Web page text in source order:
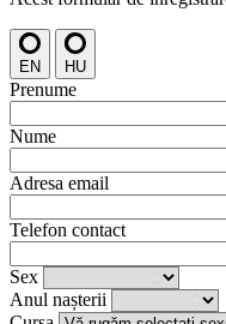
EN HU
Prenume
Nume
Adresa email
Telefon contact
Sex
Anul nașterii